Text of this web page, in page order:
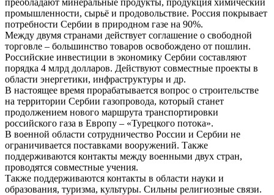
промышленности, сырьё и продовольствие. Россия покрывает
потребности Сербии в природном газе на 90%.
Между двумя странами действует соглашение о свободной
торговле – большинство товаров освобождено от пошлин.
Российские инвестиции в экономику Сербии составляют
порядка 4 млрд долларов. Действуют совместные проекты в
области энергетики, инфраструктуры и др.
В настоящее время прорабатывается вопрос о строительстве
на территории Сербии газопровода, который станет
продолжением нового маршрута транспортировки
российского газа в Европу – «Турецкого потока».
В военной области сотрудничество России и Сербии не
ограничивается поставками вооружений. Также
поддерживаются контакты между военными двух стран,
проводятся совместные учения.
Также поддерживаются контакты в области науки и
образования, туризма, культуры. Сильны религиозные связи.